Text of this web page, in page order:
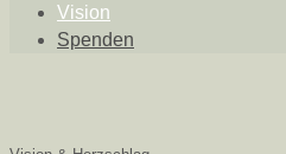
Vision
Spenden